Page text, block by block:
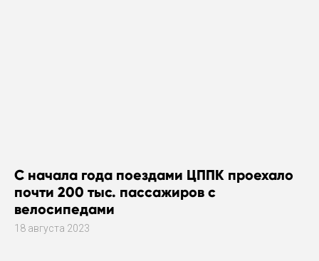
С начала года поездами ЦППК проехало
почти 200 тыс. пассажиров с
велосипедами
18 августа 2023